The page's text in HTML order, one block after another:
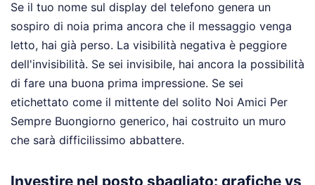
Se il tuo nome sul display del telefono genera un
sospiro di noia prima ancora che il messaggio venga
letto, hai già perso. La visibilità negativa è peggiore
dell'invisibilità. Se sei invisibile, hai ancora la possibilità
di fare una buona prima impressione. Se sei
etichettato come il mittente del solito Noi Amici Per
Sempre Buongiorno generico, hai costruito un muro
che sarà difficilissimo abbattere.
Investire nel posto sbagliato: grafiche vs